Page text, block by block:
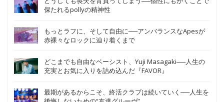
保たれるpollyの精神性
もっとラフに、そして自由に──アンバランスなApesが
赤裸々なロックに辿り着くまで
どこまでも自由なベーシスト、Yuji Masagaki──人生の
充実とお気に入りを詰め込んだ『FAVOR』
最期があるからこそ、終活クラブは続いていく──人生を